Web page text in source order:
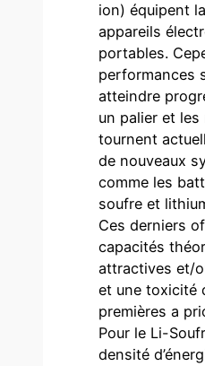
ion) équipent
appareils
portables.
performances
atteindre
un palier et
tournent
de nouveaux
comme les
soufre et
Ces derniers
capacités
attractives et/
et une toxicité
premières a
Pour le Li-
densité